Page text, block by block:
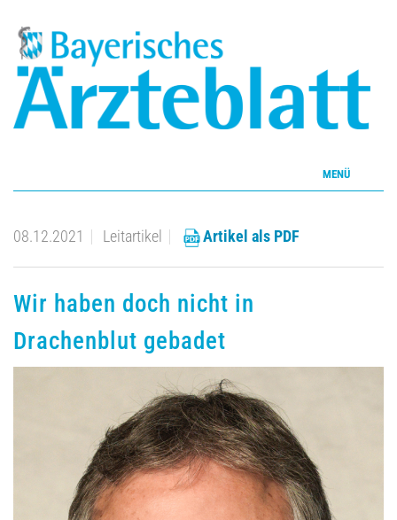
MENÜ
Aktuelles Heft
CME
08.12.2021 Leitartikel Artikel als PDF
Wir haben doch nicht in
Drachenblut gebadet